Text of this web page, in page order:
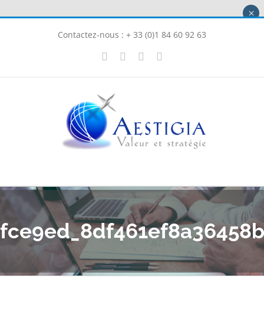
Contactez-nous : + 33 (0)1 84 60 92 63
LinkedInInstagram
×